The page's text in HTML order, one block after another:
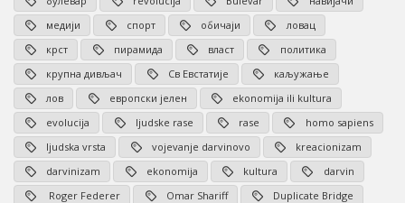
медији
спорт обичаји
ловац
крст
пирамида власт
политика
крупна дивљач
Св Евстатије
каљужање
лов
европски јелен
ekonomija ili kultura
evolucija
ljudske rase rase
homo sapiens
ljudska vrsta
vojevanje darvinovo
kreacionizam
darvinizam
ekonomija kultura
darvin
Roger Federer
Omar Shariff
Duplicate Bridge